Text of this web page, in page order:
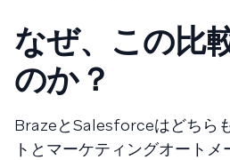
なぜ、この比
のか？
BrazeとSalesforceはどちら
トとマーケティングオート